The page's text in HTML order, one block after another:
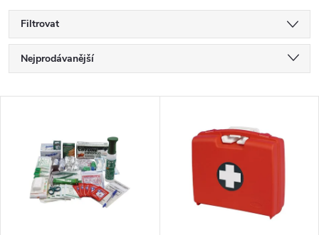
Filtrovat
Ř
a
Nejprodávanější
Abecedně